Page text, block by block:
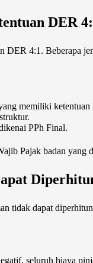
DER
DER 4:1. Beberapa
memiliki
PPh Final.
Pajak badan yang
tidak dapat
seluruh biaya